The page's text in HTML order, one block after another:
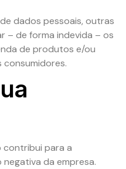
dados pessoais, outras
– de forma indevida – os
de produtos e/ou
contribui para a
da empresa.